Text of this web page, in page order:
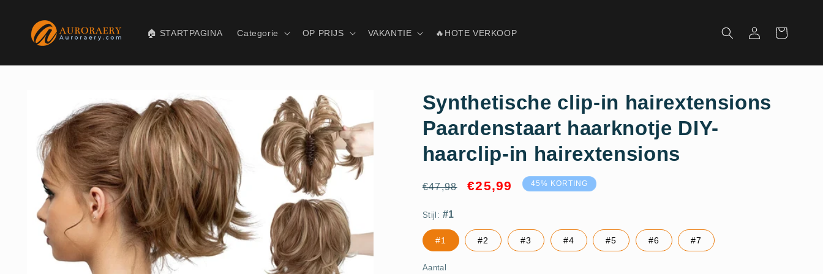
content
🏠 STARTPAGINA Categorie OP PRIJS VAKANTIE 🔥HOTE VERKOOP InloggenWinkelwagen
productinformatie
Synthetische clip-in hairextensions
Paardenstaart haarknotje DIY-
haarclip-in hairextensions
Normale
€47,98 Aanbiedingsprijs
€25,99 45% KORTING
Stijl:
#1 #2 #3 #4 #5 #6 #7
Aantal